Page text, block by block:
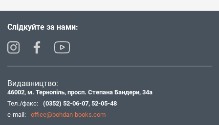
Слідкуйте за нами:
Видавництво:
46002, м. Тернопіль, просп. Степана Бандери, 34а
Тел./факс:
(0352) 52-06-07, 52-05-48
e-mail:
office@bohdan-books.com